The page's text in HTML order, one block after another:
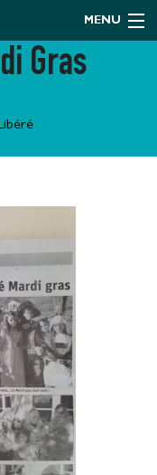
MENU
Gras